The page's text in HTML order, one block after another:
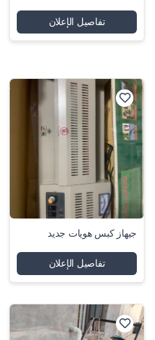
تفاصيل الإعلان
جيهاز كبس هويات جديد
تفاصيل الإعلان